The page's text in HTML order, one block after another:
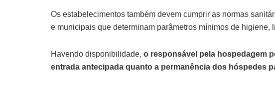
Os estabelecimentos também devem cumprir as normas
e municipais que determinam parâmetros mínimos de higiene,
Havendo disponibilidade, o responsável pela hospedagem
entrada antecipada quanto a permanência dos hóspedes